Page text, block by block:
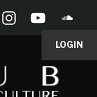
LOGIN